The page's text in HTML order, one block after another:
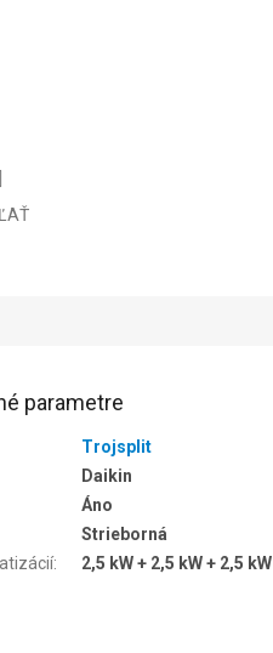
parametre
Trojsplit
Daikin
Áno
Strieborná
: 2,5 kW + 2,5 kW + 2,5 kW